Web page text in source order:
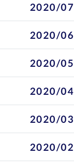
2020/07
2020/06
2020/05
2020/04
2020/03
2020/02